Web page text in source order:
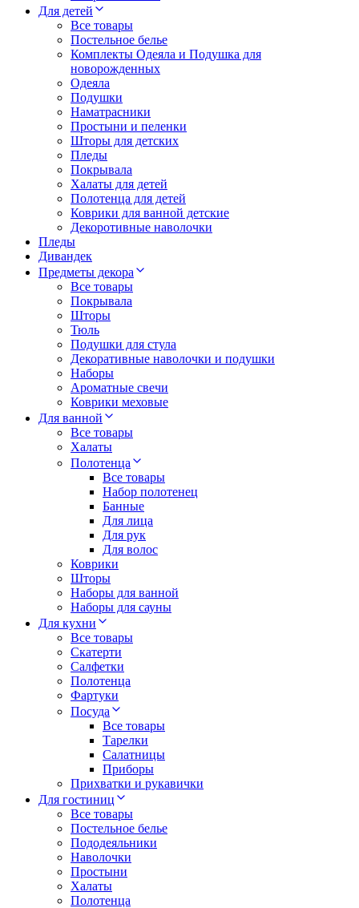
Для детей
Все товары
Постельное белье
Комплекты Одеяла и Подушка для
новорожденных
Одеяла
Подушки
Наматрасники
Простыни и пеленки
Шторы для детских
Пледы
Покрывала
Халаты для детей
Полотенца для детей
Коврики для ванной детские
Декоротивные наволочки
Пледы
Дивандек
Предметы декора
Все товары
Покрывала
Шторы
Тюль
Подушки для стула
Декоративные наволочки и подушки
Наборы
Ароматные свечи
Коврики меховые
Для ванной
Все товары
Халаты
Полотенца
Все товары
Набор полотенец
Банные
Для лица
Для рук
Для волос
Коврики
Шторы
Наборы для ванной
Наборы для сауны
Для кухни
Все товары
Скатерти
Салфетки
Полотенца
Фартуки
Посуда
Все товары
Тарелки
Салатницы
Приборы
Прихватки и рукавички
Для гостиниц
Все товары
Постельное белье
Пододеяльники
Наволочки
Простыни
Халаты
Полотенца